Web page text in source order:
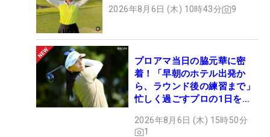
2026年8月6日 (木) 10時43分 9
プロアマ当日の脇元華に密
着！「早朝のホテル出発か
ら、ラウンド後の練習まで」
忙しく過ごすプロの1日を公
2026年8月6日 (木) 15時50分
1